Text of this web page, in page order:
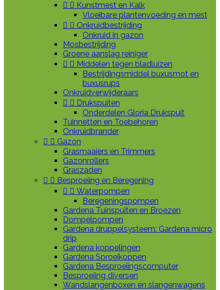
  Kunstmest en Kalk
Vloeibare plantenvoeding en mest
  Onkruidbestrijding
Onkruid in gazon
Mosbestrijding
Groene aanslag reiniger
  Middelen tegen bladluizen
Bestrijdingsmiddel buxusmot en
buxusrups
Onkruidverwijderaars
  Drukspuiten
Onderdelen Gloria Drukspuit
Tuinnetten en Toebehoren
Onkruidbrander
  Gazon
Grasmaaiers en Trimmers
Gazonrollers
Graszaden
  Besproeiing en Beregening
  Waterpompen
Beregeningspompen
Gardena Tuinspuiten en Broezen
Dompelpompen
Gardena druppelsysteem: Gardena micro
drip
Gardena koppelingen
Gardena Sproeikoppen
Gardena Besproeiingscomputer
Besproeiing diversen
Wandslangenboxen en slangenwagens